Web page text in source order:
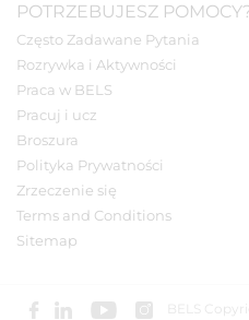
POTRZEBUJESZ
Często Zadawane Pytania
Rozrywka i Aktywności
Praca w BELS
Pracuj i ucz
Broszura
Polityka Prywatności
Zrzeczenie się
Terms and Conditions
Sitemap
BELS